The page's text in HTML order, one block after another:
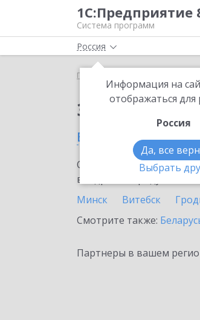
1С:Предприятие
Система программ
Россия
Информация на
отображаться для
Россия
Да, все
Выбрать
Главная
Заказать
в Могилеве
Ознакомьтесь с
внедрение продукта.
Минск
Витебск
Смотрите также:
Партнеры в вашем